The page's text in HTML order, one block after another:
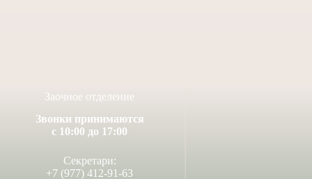
Заочное отделение
Звонки принимаются
с 10:00 до 17:00
Секретари:
+7 (977) 412-91-63